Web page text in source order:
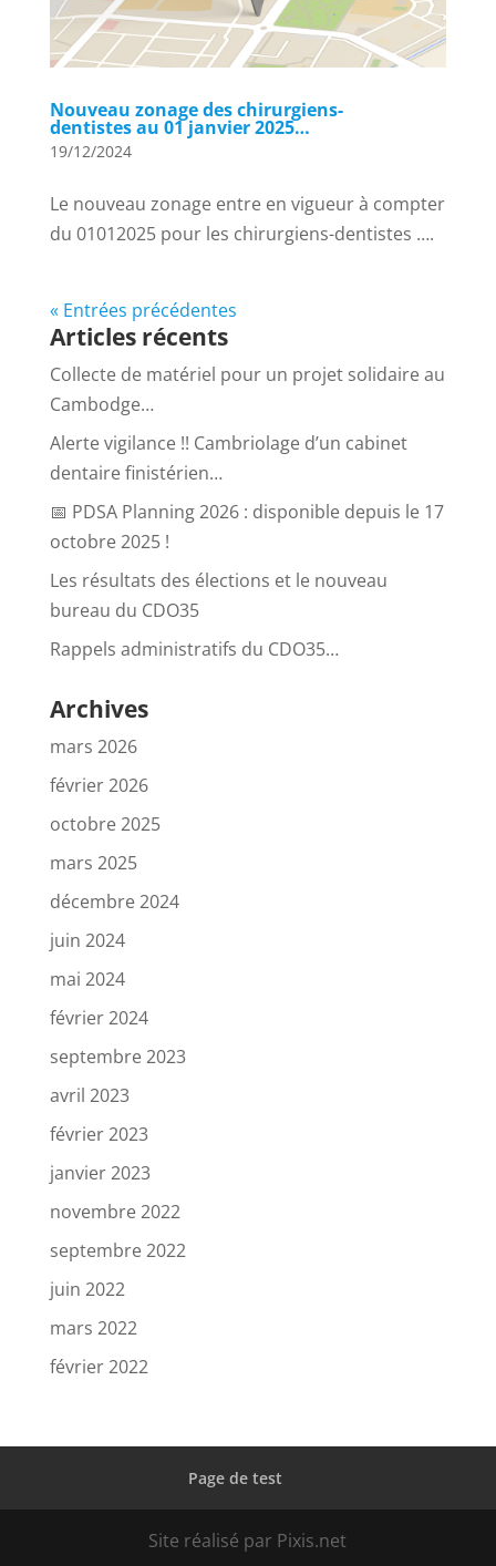
Nouveau zonage des chirurgiens-
dentistes au 01 janvier 2025…
19/12/2024
Le nouveau zonage entre en vigueur à compter
du 01012025 pour les chirurgiens-dentistes ….
« Entrées précédentes
Articles récents
Collecte de matériel pour un projet solidaire au
Cambodge…
Alerte vigilance !! Cambriolage d’un cabinet
dentaire finistérien…
📅 PDSA Planning 2026 : disponible depuis le 17
octobre 2025 !
Les résultats des élections et le nouveau
bureau du CDO35
Rappels administratifs du CDO35…
Archives
mars 2026
février 2026
octobre 2025
mars 2025
décembre 2024
juin 2024
mai 2024
février 2024
septembre 2023
avril 2023
février 2023
janvier 2023
novembre 2022
septembre 2022
juin 2022
mars 2022
février 2022
Page de test
Site réalisé par Pixis.net